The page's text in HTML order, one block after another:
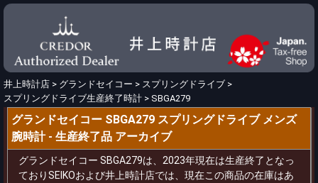
井上時計店 > グランドセイコー > スプリングドライブ >
スプリングドライブ生産終了時計 > SBGA279
グランドセイコー SBGA279 スプリングドライブ メンズ
腕時計 - 生産終了品 アーカイブ
グランドセイコー SBGA279は、2023年現在は生産終了となっ
ておりSEIKOおよび井上時計店では、現在この商品の在庫はあ